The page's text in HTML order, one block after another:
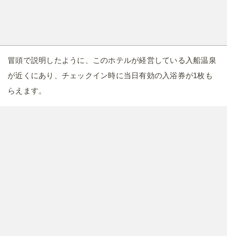
冒頭で説明したように、このホテルが経営している入船温泉
が近くにあり、チェックイン時に当日有効の入浴券が1枚も
らえます。